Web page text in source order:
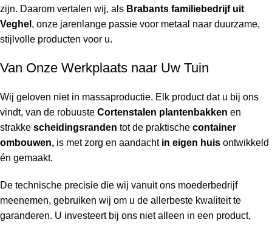
zijn. Daarom vertalen wij, als Brabants familiebedrijf uit
Veghel , onze jarenlange passie voor metaal naar duurzame,
stijlvolle producten voor u.
Van Onze Werkplaats naar Uw Tuin
Wij geloven niet in massaproductie. Elk product dat u bij ons
vindt, van de robuuste Cortenstalen plantenbakken en
strakke scheidingsranden tot de praktische container
ombouwen, is met zorg en aandacht in eigen huis ontwikkeld
én gemaakt.
De technische precisie die wij vanuit ons moederbedrijf
meenemen, gebruiken wij om u de allerbeste kwaliteit te
garanderen. U investeert bij ons niet alleen in een product,